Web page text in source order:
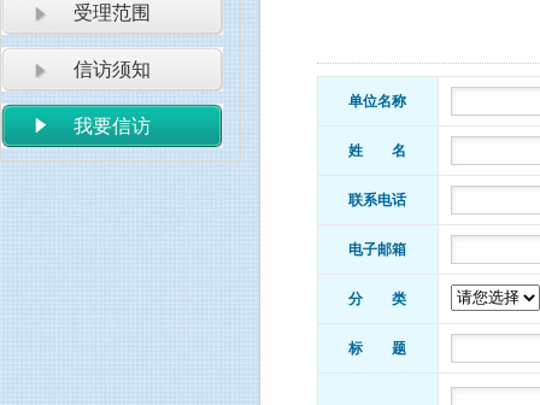
受理范围
信访须知
我要信访
单位名称
姓 名
联系电话
电子邮箱
分 类
标 题